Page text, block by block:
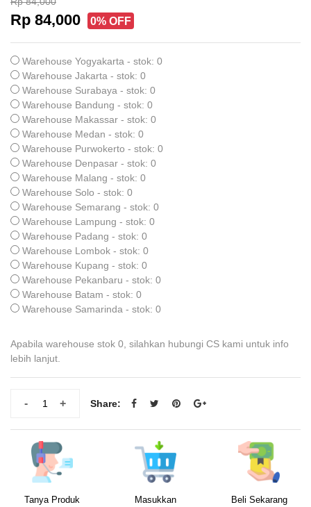
Rp 84,000 0% OFF
Warehouse Yogyakarta - stok: 0
Warehouse Jakarta - stok: 0
Warehouse Surabaya - stok: 0
Warehouse Bandung - stok: 0
Warehouse Makassar - stok: 0
Warehouse Medan - stok: 0
Warehouse Purwokerto - stok: 0
Warehouse Denpasar - stok: 0
Warehouse Malang - stok: 0
Warehouse Solo - stok: 0
Warehouse Semarang - stok: 0
Warehouse Lampung - stok: 0
Warehouse Padang - stok: 0
Warehouse Lombok - stok: 0
Warehouse Kupang - stok: 0
Warehouse Pekanbaru - stok: 0
Warehouse Batam - stok: 0
Warehouse Samarinda - stok: 0
Apabila warehouse stok 0, silahkan hubungi CS kami untuk info
lebih lanjut.
+
- Share:
Tanya Produk
Masukkan
Beli Sekarang